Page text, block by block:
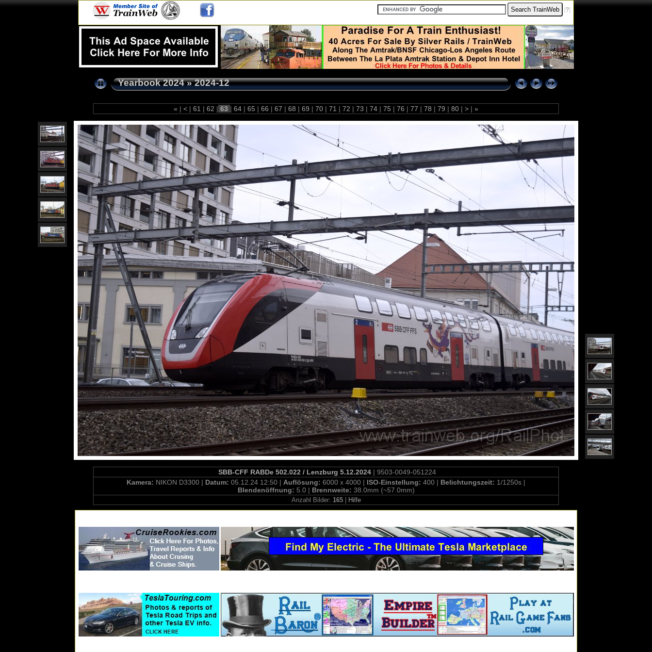
[?]
Yearbook 2024»2024-12
« | < | 61 | 62 | 63 | 64 | 65 | 66 | 67 | 68 | 69 | 70 | 71 | 72 | 73 | 74 | 75 | 76 | 77 | 78 | 79 | 80 | > | »
SBB-CFF RABDe 502.022 / Lenzburg 5.12.2024| 9503-0049-051224
Kamera: NIKON D3300 | Datum: 05.12.24 12:50 | Auflösung: 6000 x 4000 | ISO-Einstellung: 400 | Belichtungszeit: 1/1250s |
Blendenöffnung: 5.0 | Brennweite: 38.0mm (~57.0mm)
Anzahl Bilder: 165| Hilfe